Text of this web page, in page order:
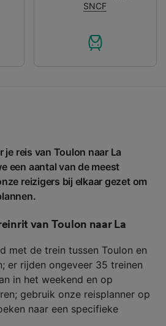
SNCF
je reis van Toulon naar La
een aantal van de meest
reizigers bij elkaar gezet om
van Toulon naar La
met de trein tussen Toulon en
er rijden ongeveer 35 treinen
in het weekend en op
gebruik onze reisplanner op
naar een specifieke